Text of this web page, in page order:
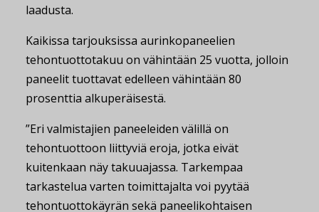
laadusta.
Kaikissa tarjouksissa aurinkopaneelien
tehontuottotakuu on vähintään 25 vuotta, jolloin
paneelit tuottavat edelleen vähintään 80
prosenttia alkuperäisestä.
”Eri valmistajien paneeleiden välillä on
tehontuottoon liittyviä eroja, jotka eivät
kuitenkaan näy takuuajassa. Tarkempaa
tarkastelua varten toimittajalta voi pyytää
tehontuottokäyrän sekä paneelikohtaisen